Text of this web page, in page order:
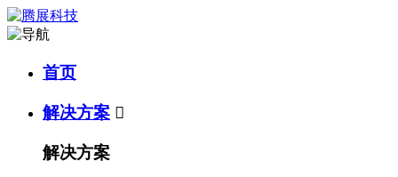
首页
解决方案 
解决方案